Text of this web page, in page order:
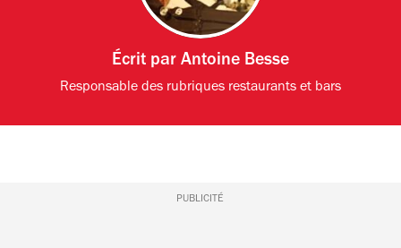
Écrit par Antoine Besse
Responsable des rubriques restaurants et bars
PUBLICITÉ